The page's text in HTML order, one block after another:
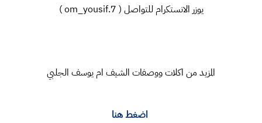
يوزر الانستكرام للتواصل ( om_yousif.7 )
المزيد من اكلات ووصفات الشيف ام يوسف الجلبي
اضغط هنا